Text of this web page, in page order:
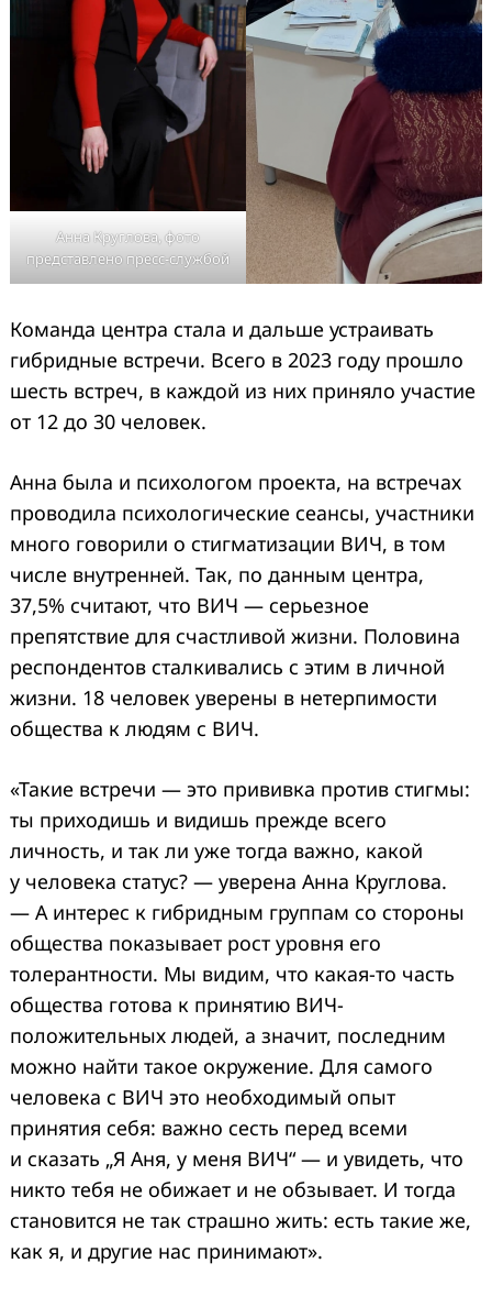
Анна Круглова, фото
представлено пресс-службой
Команда центра стала и дальше устраивать
гибридные встречи. Всего в 2023 году прошло
шесть встреч, в каждой из них приняло участие
от 12 до 30 человек.
Анна была и психологом проекта, на встречах
проводила психологические сеансы, участники
много говорили о стигматизации ВИЧ, в том
числе внутренней. Так, по данным центра,
37,5% считают, что ВИЧ — серьезное
препятствие для счастливой жизни. Половина
респондентов сталкивались с этим в личной
жизни. 18 человек уверены в нетерпимости
общества к людям с ВИЧ.
«Такие встречи — это прививка против стигмы:
ты приходишь и видишь прежде всего
личность, и так ли уже тогда важно, какой
у человека статус? — уверена Анна Круглова.
— А интерес к гибридным группам со стороны
общества показывает рост уровня его
толерантности. Мы видим, что какая-то часть
общества готова к принятию ВИЧ-
положительных людей, а значит, последним
можно найти такое окружение. Для самого
человека с ВИЧ это необходимый опыт
принятия себя: важно сесть перед всеми
и сказать „Я Аня, у меня ВИЧ“ — и увидеть, что
никто тебя не обижает и не обзывает. И тогда
становится не так страшно жить: есть такие же,
как я, и другие нас принимают».